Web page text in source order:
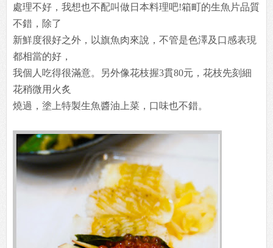
處理不好，我想也不配叫做日本料理吧!箱町的生魚片品質
不錯，除了
新鮮度很好之外，以旗魚肉來說，不管是色澤及口感表現
都相當的好，
我個人吃得很滿意。另外像花枝握3貫80元，花枝先刻細
花稍微用火炙
燒過，塗上特製生魚醬油上菜，口味也不錯。